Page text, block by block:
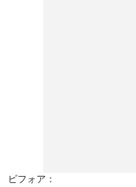
ビフォア：